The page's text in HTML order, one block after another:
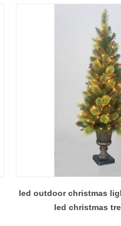
led outdoor christmas
led christmas